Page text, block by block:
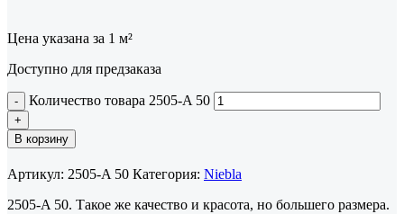
Цена указана за 1 м²
Доступно для предзаказа
Количество товара 2505-A 50
В корзину
Артикул: 2505-A 50 Категория: Niebla
2505-A 50. Такое же качество и красота, но большего размера.